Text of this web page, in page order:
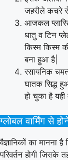
जहरीले कचरे
आजकल
धातु व टिन
किस्म किस्म
बना हुआ है|
रसायनिक
घातक सिद्ध
हो चुका है
ग्लोबल वार्मिंग से
वैज्ञानिकों का मानना
परिवर्तन होगी जिसके